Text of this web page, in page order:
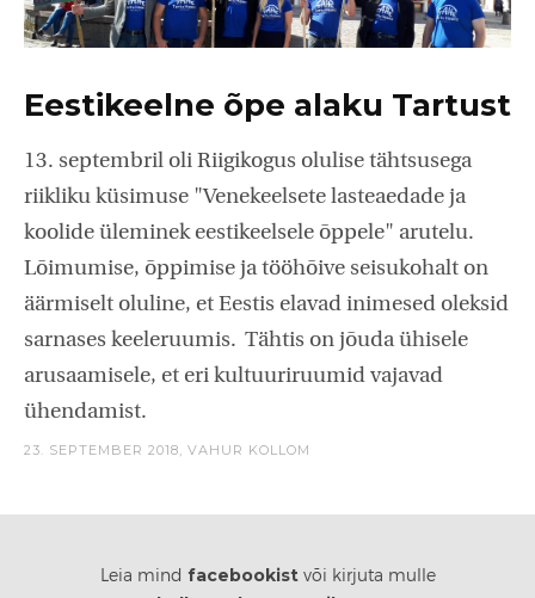
Eestikeelne õpe alaku Tartust
13. septembril oli Riigikogus olulise tähtsusega
riikliku küsimuse "Venekeelsete lasteaedade ja
koolide üleminek eestikeelsele õppele" arutelu.
Lõimumise, õppimise ja tööhõive seisukohalt on
äärmiselt oluline, et Eestis elavad inimesed oleksid
sarnases keeleruumis. Tähtis on jõuda ühisele
arusaamisele, et eri kultuuriruumid vajavad
ühendamist.
23. SEPTEMBER 2018, VAHUR KOLLOM
Leia mind facebookistvõi kirjuta mulle